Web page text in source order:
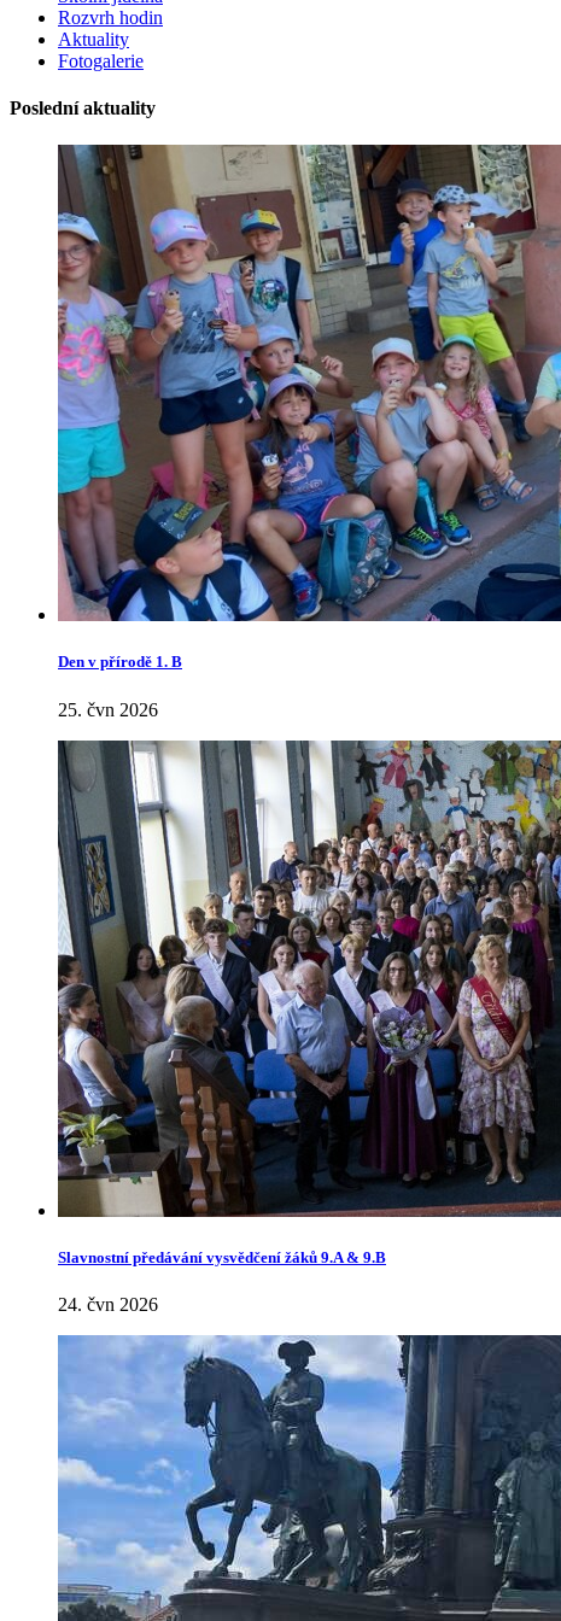
Rozvrh hodin
Aktuality
Fotogalerie
Poslední aktuality
Den v přírodě 1. B
25. čvn 2026
Slavnostní předávání vysvědčení žáků 9.A & 9.B
24. čvn 2026